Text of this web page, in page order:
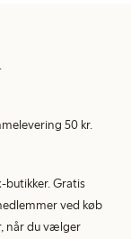
50 kr.
Gratis
ved køb
når du vælger